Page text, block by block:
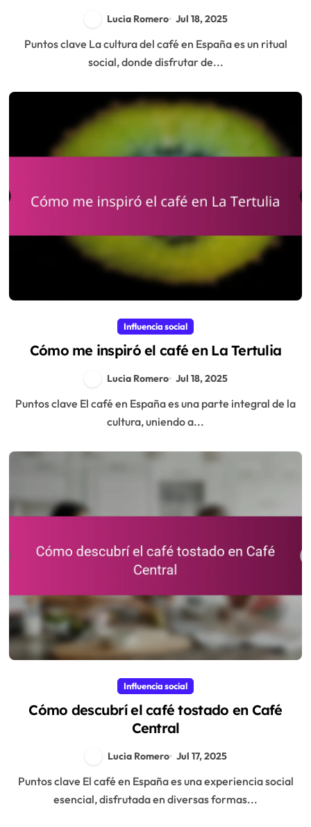
Lucia Romero Jul 18, 2025
Puntos clave La cultura del café en España es un ritual
social, donde disfrutar de...
Influencia social
Cómo me inspiró el café en La Tertulia
Lucia Romero Jul 18, 2025
Puntos clave El café en España es una parte integral de la
cultura, uniendo a...
Influencia social
Cómo descubrí el café tostado en Café
Central
Lucia Romero Jul 17, 2025
Puntos clave El café en España es una experiencia social
esencial, disfrutada en diversas formas...